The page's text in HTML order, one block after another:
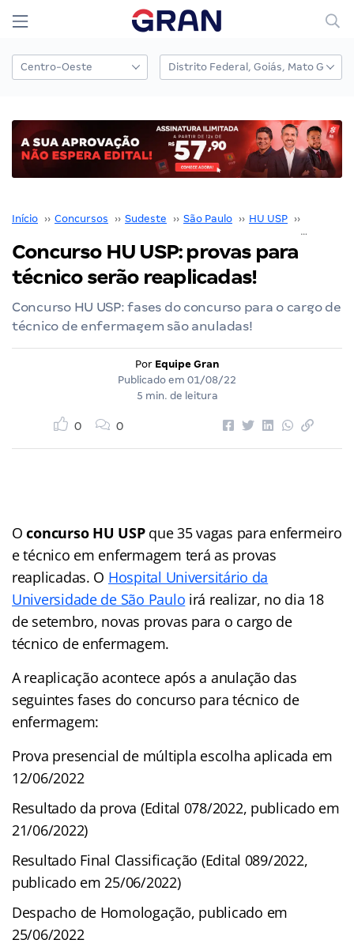
Início ›› Concursos ›› Sudeste ›› São Paulo ›› HU USP ››
Concurso HU USP: provas para
técnico serão reaplicadas!
Concurso HU USP: fases do concurso para o cargo de
técnico de enfermagem são anuladas!
Por Equipe Gran
Publicado em 01/08/22
5 min. de leitura
0 0
Oconcurso HU USP que 35 vagas para enfermeiro
e técnico em enfermagem terá as provas
reaplicadas. O Hospital Universitário da
Universidade de São Paulo irá realizar, no dia 18
de setembro, novas provas para o cargo de
técnico de enfermagem.
A reaplicação acontece após a anulação das
seguintes fases do concurso para técnico de
enfermagem:
Prova presencial de múltipla escolha aplicada em
12/06/2022
Resultado da prova (Edital 078/2022, publicado em
21/06/2022)
Resultado Final Classificação (Edital 089/2022,
publicado em 25/06/2022)
Despacho de Homologação, publicado em
25/06/2022